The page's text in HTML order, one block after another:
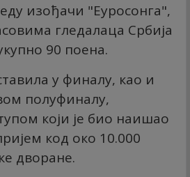
изођачи "Еуросонга",
гледалаца Србија
90 поена.
у финалу, као и
полуфиналу,
који је био наишао
код око 10.000
дворане.